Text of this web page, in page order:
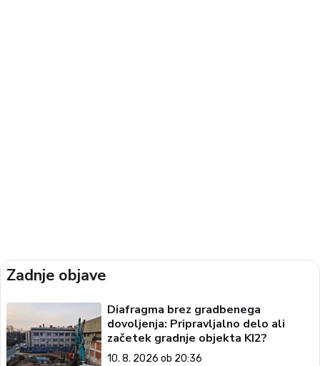
Zadnje objave
Diafragma brez gradbenega
dovoljenja: Pripravljalno delo ali
začetek gradnje objekta KI2?
10. 8. 2026 ob 20:36